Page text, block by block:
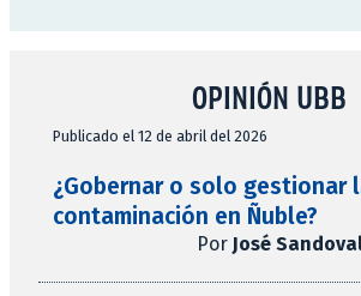
OPINIÓN UBB
Publicado el 12 de abril del 2026
¿Gobernar o solo gestionar
contaminación en Ñuble?
Por José